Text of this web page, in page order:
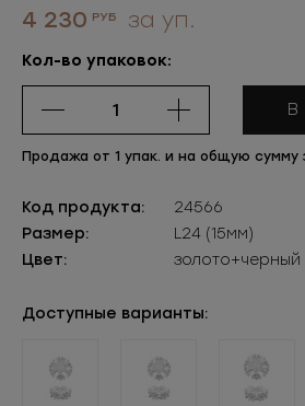
4 230 РУБ за уп.
Кол-во упаковок:
В
Продажа от 1 упак. и на общую сумму
Код продукта:
24566
Размер:
L24 (15мм)
Цвет:
золото+черный
Доступные варианты: